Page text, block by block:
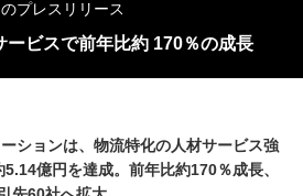
プレスリリース
ービスで前年比約 170％の成長
ションは、物流特化の人材サービス強
億円を達成。前年比約170％成長、